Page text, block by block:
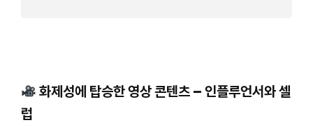
화제성에 탑승한 영상 콘텐츠– 인플루언서와 셀
럽